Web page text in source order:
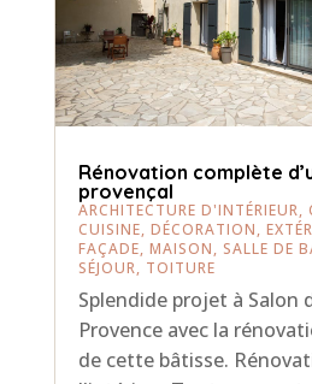
Rénovation complète
provençal
ARCHITECTURE D'INTÉRIEUR,
CUISINE, DÉCORATION,
FAÇADE, MAISON, SALLE DE
SÉJOUR, TOITURE
Splendide projet à Salon
Provence avec la
de cette bâtisse.